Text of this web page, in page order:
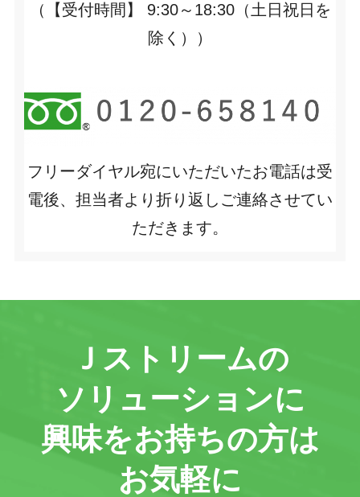
（【受付時間】 9:30～18:30（土日祝日を
除く））
フリーダイヤル宛にいただいたお電話は受
電後、担当者より折り返しご連絡させてい
ただきます。
Ｊストリームの
ソリューションに
興味をお持ちの方は
お気軽に